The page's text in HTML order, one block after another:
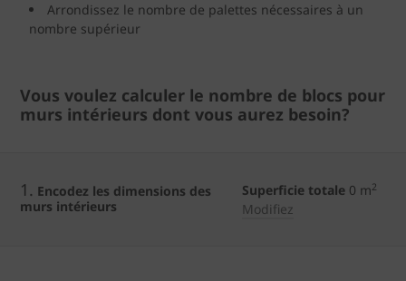
Arrondissez le nombre de palettes nécessaires à un
nombre supérieur
Vous voulez calculer le nombre de blocs pour
murs intérieurs dont vous aurez besoin?
1. Encodez les dimensions des
murs intérieurs
Superficie totale 0 m2
Modifiez